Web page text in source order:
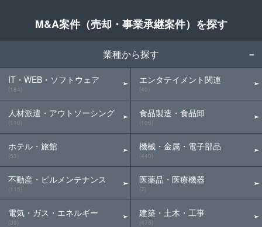
M&A案件（売却・事業承継案件）を探す
業種から探す
IT・WEB・ソフトウェア
(184)
人材派遣・アウトソーシング
(110)
ホテル・旅館
(53)
不動産・ビルメンテナンス
(115)
電気・ガス・エネルギー
(39)
エンタテイメント関連
(40)
食品製造・食品卸
(106)
機械・金属・電子部品
(440)
医薬品・医療機器
(7)
建築・土木・工事
(475)